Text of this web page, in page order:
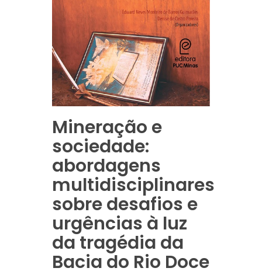
Mineração e
sociedade:
abordagens
multidisciplinares
sobre desafios e
urgências à luz
da tragédia da
Bacia do Rio Doce